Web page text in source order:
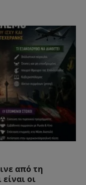
από τη
οι